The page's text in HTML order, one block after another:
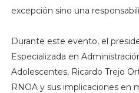
excepción sino una
Durante este evento, el
Especializada en
Adolescentes, Ricardo Trejo
RNOA y sus implicaciones en